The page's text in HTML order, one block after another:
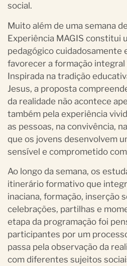
social.
Muito além de uma semana
Experiência MAGIS constitui
pedagógico cuidadosamente
favorecer a formação
Inspirada na tradição
Jesus, a proposta
da realidade não acontece
também pela experiência
as pessoas, na convivência,
que os jovens desenvolvem
sensível e comprometido
Ao longo da semana, os
itinerário formativo que
inaciana, formação, inserção
celebrações, partilhas e
etapa da programação foi
participantes por um
passa pela observação da
com diferentes sujeitos